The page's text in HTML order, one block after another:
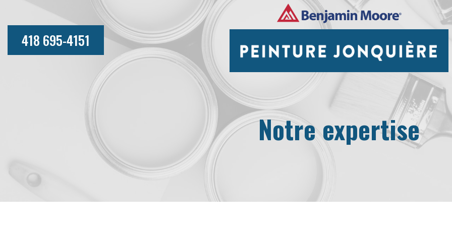
418 695-4151
Notre expertise